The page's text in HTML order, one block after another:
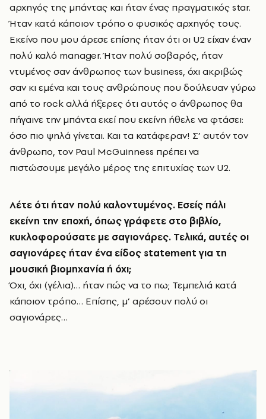
αρχηγός της μπάντας και ήταν ένας πραγματικός star.
Ήταν κατά κάποιον τρόπο ο φυσικός αρχηγός τους.
Εκείνο που μου άρεσε επίσης ήταν ότι οι U2 είχαν έναν
πολύ καλό manager. Ήταν πολύ σοβαρός, ήταν
ντυμένος σαν άνθρωπος των business, όχι ακριβώς
σαν κι εμένα και τους ανθρώπους που δούλευαν γύρω
από το rock αλλά ήξερες ότι αυτός ο άνθρωπος θα
πήγαινε την μπάντα εκεί που εκείνη ήθελε να φτάσει:
όσο πιο ψηλά γίνεται. Και τα κατάφεραν! Σ’ αυτόν τον
άνθρωπο, τον Paul McGuinness πρέπει να
πιστώσουμε μεγάλο μέρος της επιτυχίας των U2.
Λέτε ότι ήταν πολύ καλοντυμένος. Εσείς πάλι
εκείνη την εποχή, όπως γράφετε στο βιβλίο,
κυκλοφορούσατε με σαγιονάρες. Τελικά, αυτές οι
σαγιονάρες ήταν ένα είδος statementγια τη
μουσική βιομηχανία ή όχι;
Όχι, όχι (γέλια)… ήταν πώς να το πω; Τεμπελιά κατά
κάποιον τρόπο… Επίσης, μ’ αρέσουν πολύ οι
σαγιονάρες…